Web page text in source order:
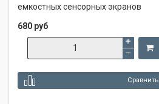
емкостных сенсорных экранов
680 руб
Сравнить